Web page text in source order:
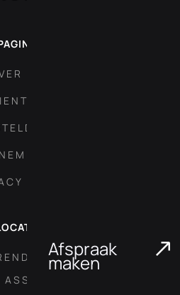
Afspraak
maken
ONS
AREA
VRAGEN
POLICY
ASSE